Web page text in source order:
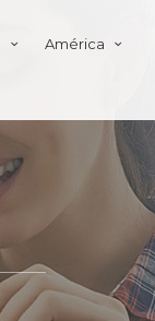
América